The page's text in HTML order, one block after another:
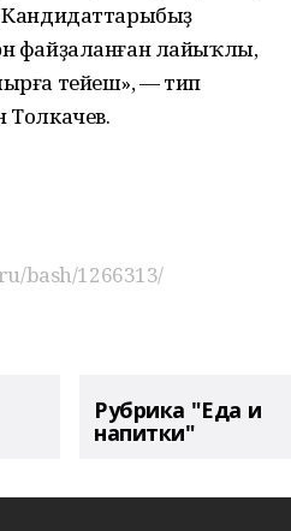
файҙаланған лайыҡлы,
тейеш», — тип
Толкачев.
bash/1266313/
Рубрика "Еда и
напитки"